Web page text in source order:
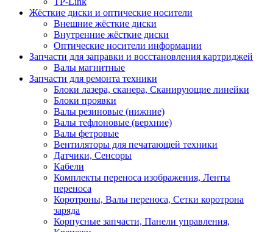
Жёсткие диски и оптические носители
Внешние жёсткие диски
Внутренние жёсткие диски
Оптические носители информации
Запчасти для заправки и восстановления картриджей
Валы магнитные
Запчасти для ремонта техники
Блоки лазера, сканера, Сканирующие линейки
Блоки проявки
Валы резиновые (нижние)
Валы тефлоновые (верхние)
Валы фетровые
Вентиляторы для печатающей техники
Датчики, Сенсоры
Кабели
Комплекты переноса изображения, Ленты
переноса
Коротроны, Валы переноса, Сетки коротрона
заряда
Корпусные запчасти, Панели управления,